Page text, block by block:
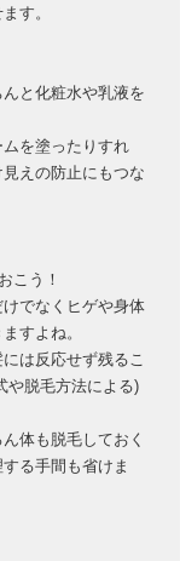
す。
と化粧水や乳液を
を塗ったりすれ
えの防止にもつな
こう！
でなくヒゲや身体
すよね。
は反応せず残るこ
や脱毛方法による)
体も脱毛しておく
る手間も省けま